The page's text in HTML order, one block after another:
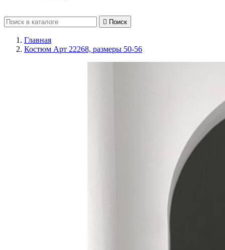
 Поиск
Главная
Костюм Арт 22268, размеры 50-56